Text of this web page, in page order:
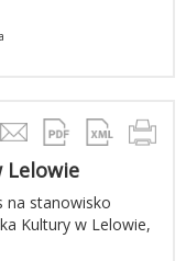
Lelowie
na stanowisko
Kultury w Lelowie,